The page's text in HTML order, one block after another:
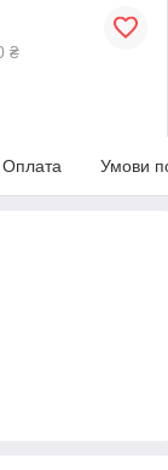
₴
Оплата Умови